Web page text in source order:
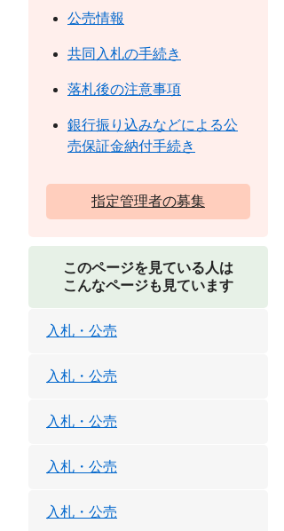
公売情報
共同入札の手続き
落札後の注意事項
銀行振り込みなどによる公
売保証金納付手続き
指定管理者の募集
このページを見ている人は
こんなページも見ています
入札・公売
入札・公売
入札・公売
入札・公売
入札・公売